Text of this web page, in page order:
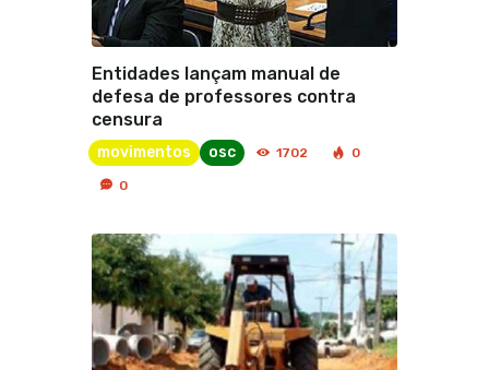
Entidades lançam manual de
defesa de professores contra
censura
movimentos osc 1702 0
0